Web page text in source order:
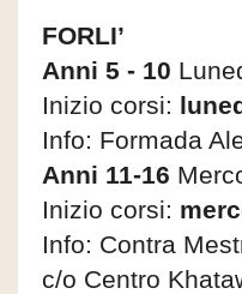
FORLI’
Anni 5 - 10
Inizio corsi:
Info: Formada
Anni 11-16
Inizio corsi:
Info: Contra
c/o Centro